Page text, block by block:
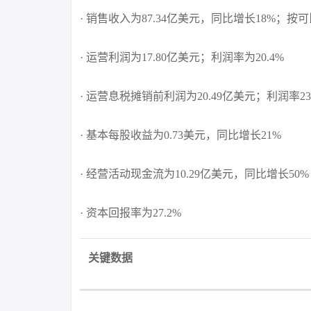
· 销售收入为87.34亿美元，同比增长18%；按
· 运营利润为17.80亿美元；利润率为20.4%
· 运营息税摊销前利润为20.49亿美元；利润率
· 基本每股收益为0.73美元，同比增长21%
· 经营活动现金流为10.29亿美元，同比增长50%
· 资本回报率为27.2%
关键数据